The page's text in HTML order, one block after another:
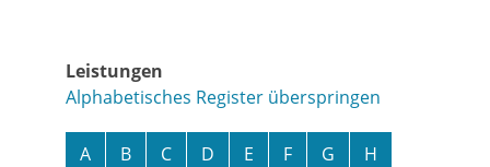
Leistungen
Alphabetisches Register überspringen
A B C D E F G
H